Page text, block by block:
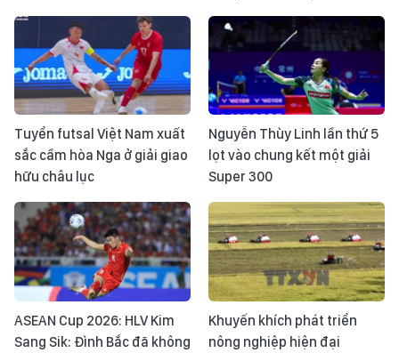
Tuyển futsal Việt Nam xuất
sắc cầm hòa Nga ở giải giao
hữu châu lục
Nguyễn Thùy Linh lần thứ 5
lọt vào chung kết một giải
Super 300
ASEAN Cup 2026: HLV Kim
Sang Sik: Đình Bắc đã không
Khuyến khích phát triển
nông nghiệp hiện đại